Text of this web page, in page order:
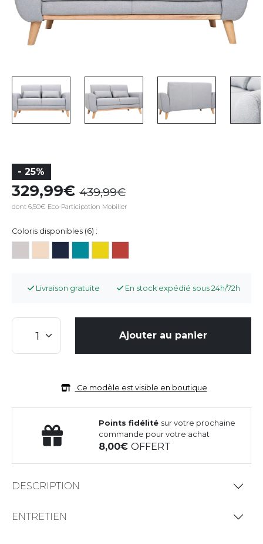
- 25%
329,99 439,99
dont 6,50€ Eco-Participation Mobilier
Coloris disponibles (6) :
Livraison gratuite En stock expédié sous 24h/72h
Ajouter au panier
Ce modèle est visible en boutique
Points fidélité sur votre prochaine
commande pour votre achat
8,00OFFERT
DESCRIPTION
ENTRETIEN